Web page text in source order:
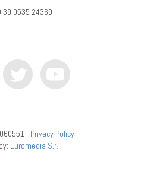
0535 24369
- Privacy Policy
Euromedia S.r.l.